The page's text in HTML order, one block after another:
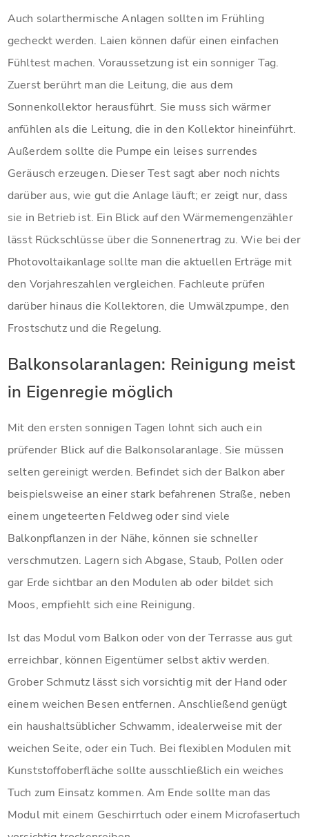
Auch solarthermische Anlagen sollten im Frühling
gecheckt werden. Laien können dafür einen einfachen
Fühltest machen. Voraussetzung ist ein sonniger Tag.
Zuerst berührt man die Leitung, die aus dem
Sonnenkollektor herausführt. Sie muss sich wärmer
anfühlen als die Leitung, die in den Kollektor hineinführt.
Außerdem sollte die Pumpe ein leises surrendes
Geräusch erzeugen. Dieser Test sagt aber noch nichts
darüber aus, wie gut die Anlage läuft; er zeigt nur, dass
sie in Betrieb ist. Ein Blick auf den Wärmemengenzähler
lässt Rückschlüsse über die Sonnenertrag zu. Wie bei der
Photovoltaikanlage sollte man die aktuellen Erträge mit
den Vorjahreszahlen vergleichen. Fachleute prüfen
darüber hinaus die Kollektoren, die Umwälzpumpe, den
Frostschutz und die Regelung.
Balkonsolaranlagen: Reinigung meist
in Eigenregie möglich
Mit den ersten sonnigen Tagen lohnt sich auch ein
prüfender Blick auf die Balkonsolaranlage. Sie müssen
selten gereinigt werden. Befindet sich der Balkon aber
beispielsweise an einer stark befahrenen Straße, neben
einem ungeteerten Feldweg oder sind viele
Balkonpflanzen in der Nähe, können sie schneller
verschmutzen. Lagern sich Abgase, Staub, Pollen oder
gar Erde sichtbar an den Modulen ab oder bildet sich
Moos, empfiehlt sich eine Reinigung.
Ist das Modul vom Balkon oder von der Terrasse aus gut
erreichbar, können Eigentümer selbst aktiv werden.
Grober Schmutz lässt sich vorsichtig mit der Hand oder
einem weichen Besen entfernen. Anschließend genügt
ein haushaltsüblicher Schwamm, idealerweise mit der
weichen Seite, oder ein Tuch. Bei flexiblen Modulen mit
Kunststoffoberfläche sollte ausschließlich ein weiches
Tuch zum Einsatz kommen. Am Ende sollte man das
Modul mit einem Geschirrtuch oder einem Microfasertuch